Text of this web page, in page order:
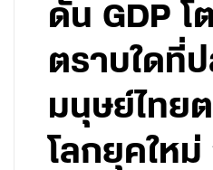
ดัน GDP โ
ตราบใดที่
มนุษย์ไทย
โลกยุคใหม่